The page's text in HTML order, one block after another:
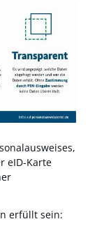
eID-Karte
erfüllt sein: